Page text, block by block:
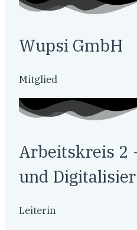
Wupsi GmbH
Mitglied
Arbeitskreis 2
und
Leiterin